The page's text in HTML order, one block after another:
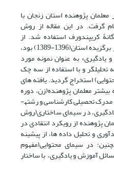
معلمان پژوهنده استانزنجانبا
گرفت. در این مقاله از روش
کریپندورف استفاده شد. از
،
و یادگیری» به عنوان نمونه مورد
تحلیل­گر و با استفاده از سه چک
استخراج گردید. یافته­ های
معلمان پژوهنده(زن، دوره
مدرک تحصیلی کارشناسی و رشته­
در سیمای ساختاری(روش
پژوهنده از رویکرد انتقادی در
و تحلیل داده ­ها،از پیشینه
در سیمای محتوایی(مفهوم
آموزش و یادگیری، با ساختار